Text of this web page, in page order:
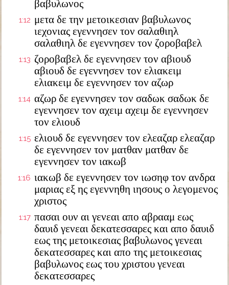
βαβυλωνος
1:12 μετα δε την μετοικεσιαν βαβυλωνος
ιεχονιας εγεννησεν τον σαλαθιηλ
σαλαθιηλ δε εγεννησεν τον ζοροβαβελ
1:13 ζοροβαβελ δε εγεννησεν τον αβιουδ
αβιουδ δε εγεννησεν τον ελιακειμ
ελιακειμ δε εγεννησεν τον αζωρ
1:14 αζωρ δε εγεννησεν τον σαδωκ σαδωκ δε
εγεννησεν τον αχειμ αχειμ δε εγεννησεν
τον ελιουδ
1:15 ελιουδ δε εγεννησεν τον ελεαζαρ ελεαζαρ
δε εγεννησεν τον ματθαν ματθαν δε
εγεννησεν τον ιακωβ
1:16 ιακωβ δε εγεννησεν τον ιωσηφ τον ανδρα
μαριας εξ ης εγεννηθη ιησους ο λεγομενος
χριστος
1:17 πασαι ουν αι γενεαι απο αβρααμ εως
δαυιδ γενεαι δεκατεσσαρες και απο δαυιδ
εως της μετοικεσιας βαβυλωνος γενεαι
δεκατεσσαρες και απο της μετοικεσιας
βαβυλωνος εως του χριστου γενεαι
δεκατεσσαρες